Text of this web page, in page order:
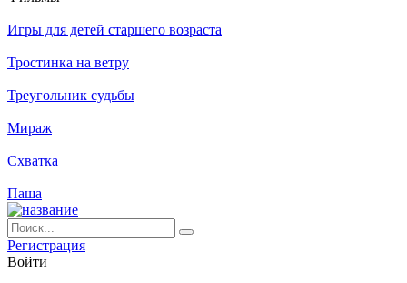
Игры для детей старшего возраста
Тростинка на ветру
Треугольник судьбы
Мираж
Схватка
Паша
Ре­ги­ст­ра­ция
Вой­ти